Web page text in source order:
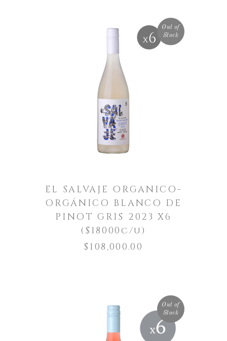
Out of
Stock
LEER MÁS
EL SALVAJE ORGANICO-
ORGÁNICO BLANCO DE
PINOT GRIS 2023 X6
($18000c/u)
$ 108,000.00
Out of
Stock